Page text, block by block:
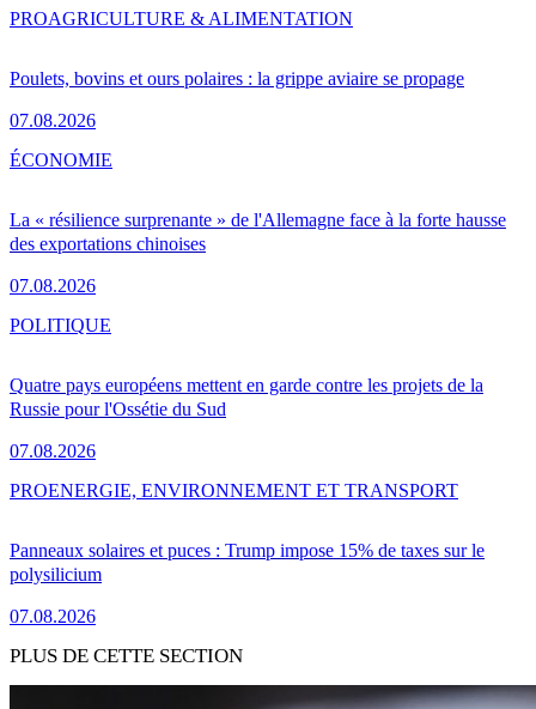
Poulets, bovins et ours polaires : la grippe aviaire se propage
07.08.2026
PROAGRICULTURE & ALIMENTATION
La « résilience surprenante » de l'Allemagne face à la forte hausse
des exportations chinoises
07.08.2026
ÉCONOMIE
Quatre pays européens mettent en garde contre les projets de la
Russie pour l'Ossétie du Sud
07.08.2026
POLITIQUE
Panneaux solaires et puces : Trump impose 15% de taxes sur le
polysilicium
07.08.2026
PROENERGIE, ENVIRONNEMENT ET TRANSPORT
PLUS DE CETTE SECTION